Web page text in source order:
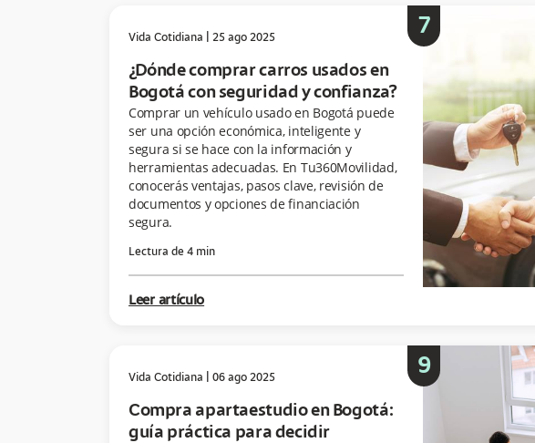
Vida Cotidiana 25 ago 2025
¿Dónde comprar carros usados en
Bogotá con seguridad y confianza?
Comprar un vehículo usado en Bogotá puede
ser una opción económica, inteligente y
segura si se hace con la información y
herramientas adecuadas. En Tu360Movilidad,
conocerás ventajas, pasos clave, revisión de
documentos y opciones de financiación
segura.
Lectura de 4 min
Leer artículo
7
Vida Cotidiana 06 ago 2025
Compra apartaestudio en Bogotá:
guía práctica para decidir
9